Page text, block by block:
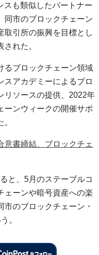
スも類似したパートナー
同市のブロックチェーン
取引所の振興を目標とし
れた。
るブロックチェーン領域
スアカデミーによるブロ
リソースの提供、2022年
ーンウィークの開催サポ
意書締結、ブロックチェ
と、5月のステーブルコ
ェーンや暗号資産への楽
のブロックチェーン・
。